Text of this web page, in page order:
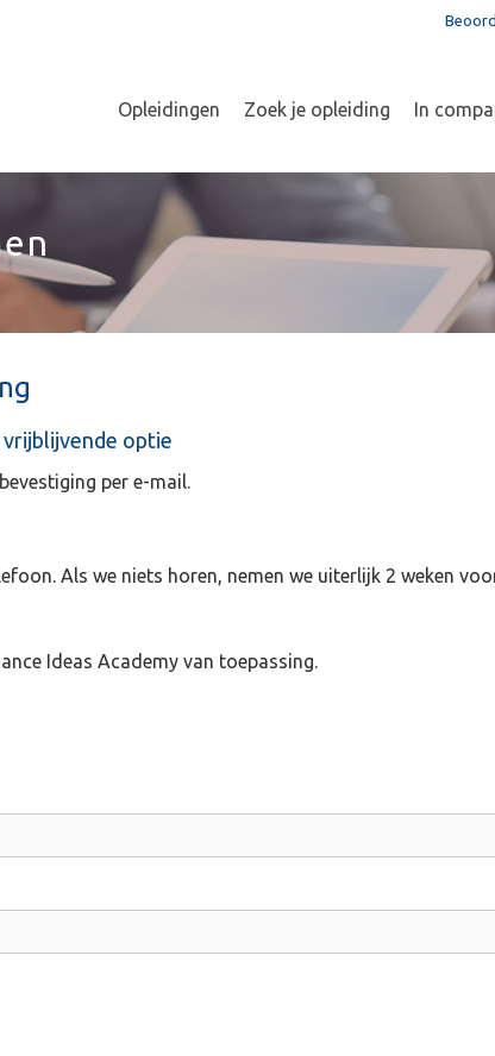
Opleidingen Zoek je opleiding In
vrijblijvende optie
per e-mail.
Als we niets horen, nemen we uiterlijk 2 weken
Ideas Academy van toepassing.